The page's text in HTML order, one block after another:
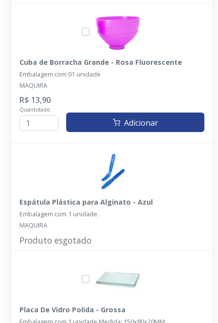
Cuba de Borracha Grande - Rosa Fluorescente
Embalagem com 01 unidade
MAQUIRA
R$ 13,90
Quantidade:
Adicionar
Espátula Plástica para Alginato - Azul
Embalagem com 1 unidade.
MAQUIRA
Produto esgotado
Placa De Vidro Polida - Grossa